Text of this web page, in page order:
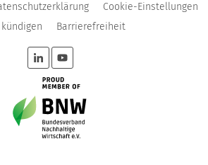
Cookie-Einstellungen
Barrierefreiheit